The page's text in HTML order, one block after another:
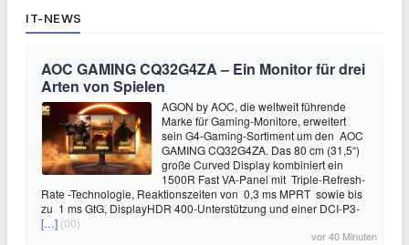
IT-NEWS
AOC GAMING CQ32G4ZA – Ein Monitor für drei
Arten von Spielen
AGON by AOC, die weltweit führende
Marke für Gaming-Monitore, erweitert
sein G4-Gaming-Sortiment um den AOC
GAMING CQ32G4ZA. Das 80 cm (31,5“)
große Curved Display kombiniert ein
1500R Fast VA-Panel mit Triple-Refresh-
Rate -Technologie, Reaktionszeiten von 0,3 ms MPRT sowie bis
zu 1 ms GtG, DisplayHDR 400-Unterstützung und einer DCI-P3-
[…] (00)
vor 40 Minuten